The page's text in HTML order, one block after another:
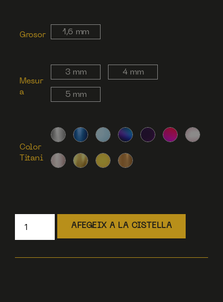
Grosor 1,6 mm
Mesur
a
3 mm 4 mm
5 mm
Color
Titani
AFEGEIX A LA CISTELLA